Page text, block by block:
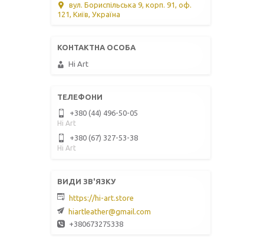
вул. Бориспільська 9, корп. 91, оф.
121, Київ, Україна
Hi Art
+380 (44) 496-50-05
Hi Art
+380 (67) 327-53-38
Hi Art
https://hi-art.store
hiartleather@gmail.com
+380673275338